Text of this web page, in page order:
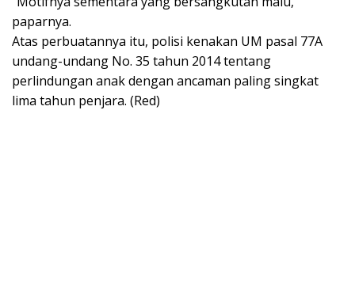
paparnya.
Atas perbuatannya itu, polisi kenakan UM pasal 77A
undang-undang No. 35 tahun 2014 tentang
perlindungan anak dengan ancaman paling singkat
lima tahun penjara. (Red)